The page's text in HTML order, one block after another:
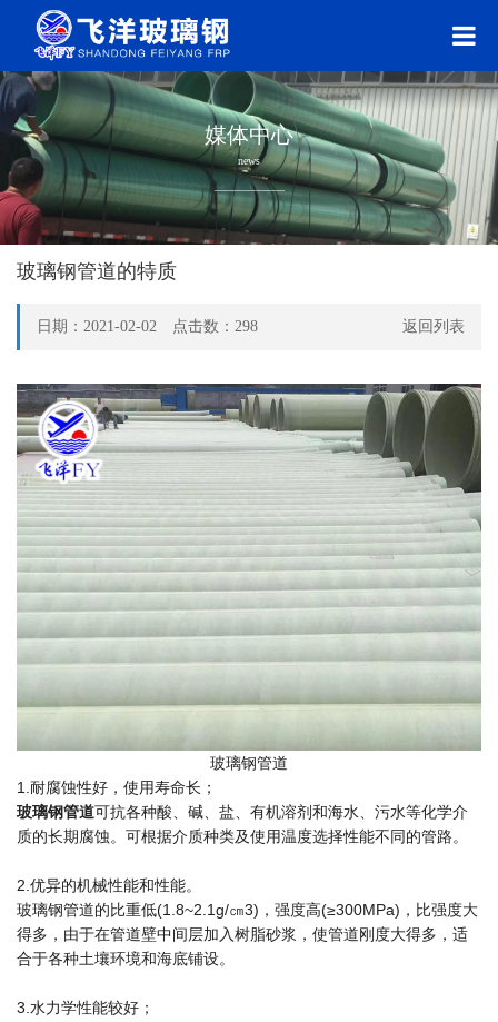
媒体中心
news
玻璃钢管道的特质
日期：2021-02-02 点击数： 298 返回列表
玻璃钢管道
1.耐腐蚀性好，使用寿命长；
玻璃钢管道可抗各种酸、碱、盐、有机溶剂和海水、污水等化学介
质的长期腐蚀。可根据介质种类及使用温度选择性能不同的管路。
2.优异的机械性能和性能。
玻璃钢管道的比重低(1.8~2.1g/㎝3)，强度高(≥300MPa)，比强度大
得多，由于在管道壁中间层加入树脂砂浆，使管道刚度大得多，适
合于各种土壤环境和海底铺设。
3.水力学性能较好；